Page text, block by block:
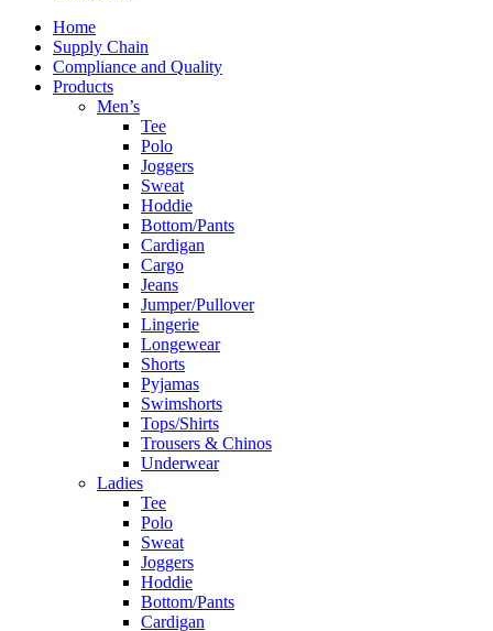
Home
Supply Chain
Compliance and Quality
Products
Men’s
Tee
Polo
Joggers
Sweat
Hoddie
Bottom/Pants
Cardigan
Cargo
Jeans
Jumper/Pullover
Lingerie
Longewear
Shorts
Pyjamas
Swimshorts
Tops/Shirts
Trousers & Chinos
Underwear
Ladies
Tee
Polo
Sweat
Joggers
Hoddie
Bottom/Pants
Cardigan